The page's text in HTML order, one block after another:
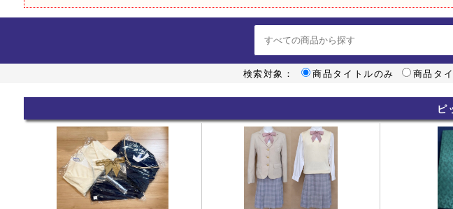
検索対象： 商品タイトルのみ 商品タ
ピ